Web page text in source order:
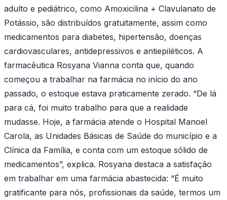
adulto e pediátrico, como Amoxicilina + Clavulanato de
Potássio, são distribuídos gratuitamente, assim como
medicamentos para diabetes, hipertensão, doenças
cardiovasculares, antidepressivos e antiepiléticos. A
farmacêutica Rosyana Vianna conta que, quando
começou a trabalhar na farmácia no início do ano
passado, o estoque estava praticamente zerado. “De lá
para cá, foi muito trabalho para que a realidade
mudasse. Hoje, a farmácia atende o Hospital Manoel
Carola, as Unidades Básicas de Saúde do município e a
Clínica da Família, e conta com um estoque sólido de
medicamentos”, explica. Rosyana destaca a satisfação
em trabalhar em uma farmácia abastecida: “É muito
gratificante para nós, profissionais da saúde, termos um